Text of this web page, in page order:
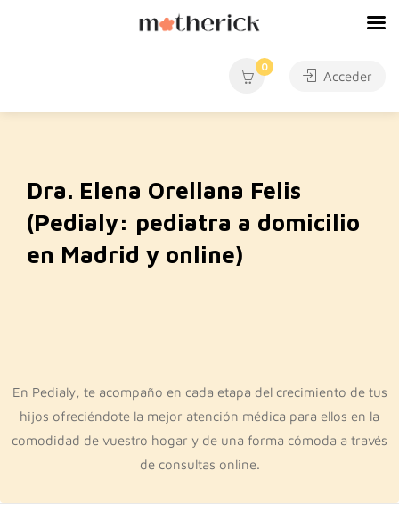
0
Acceder
Dra. Elena Orellana Felis
(Pedialy: pediatra a domicilio
en Madrid y online)
En Pedialy, te acompaño en cada etapa del crecimiento de tus
hijos ofreciéndote la mejor atención médica para ellos en la
comodidad de vuestro hogar y de una forma cómoda a través
de consultas online.